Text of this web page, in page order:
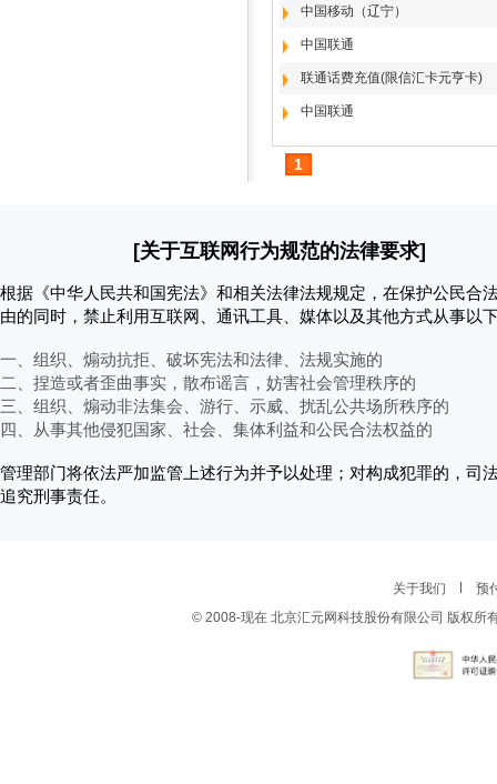
中国移动（辽宁）
中国联通
联通话费充值(限信汇卡元亨卡)
中国联通
1
[关于互联网行为规范的法律要求]
根据《中华人民共和国宪法》和相关法律法规规定，在保护公民合
由的同时，禁止利用互联网、通讯工具、媒体以及其他方式从事以
一、组织、煽动抗拒、破坏宪法和法律、法规实施的
二、捏造或者歪曲事实，散布谣言，妨害社会管理秩序的
三、组织、煽动非法集会、游行、示威、扰乱公共场所秩序的
四、从事其他侵犯国家、社会、集体利益和公民合法权益的
管理部门将依法严加监管上述行为并予以处理；对构成犯罪的，司
追究刑事责任。
关于我们
预
© 2008-现在 北京汇元网科技股份有限公司 版权所